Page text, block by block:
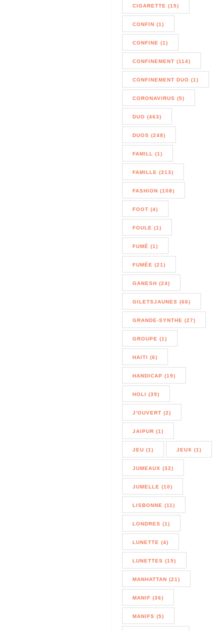
CIGARETTE (15)
CONFIN (1)
CONFINE (1)
CONFINEMENT (114)
CONFINEMENT DUO (1)
CORONAVIRUS (5)
DUO (463)
DUOS (248)
FAMILL (1)
FAMILLE (313)
FASHION (108)
FOOT (4)
FOULE (1)
FUMÉ (1)
FUMÉE (21)
GANESH (24)
GILETSJAUNES (66)
GRANDE-SYNTHE (27)
GROUPE (1)
HAITI (6)
HANDICAP (19)
HOLI (39)
J'OUVERT (2)
JAIPUR (1)
JEU (1) JEUX (1)
JUMEAUX (32)
JUMELLE (10)
LISBONNE (11)
LONDRES (1)
LUNETTE (4)
LUNETTES (15)
MANHATTAN (21)
MANIF (36)
MANIFS (5)